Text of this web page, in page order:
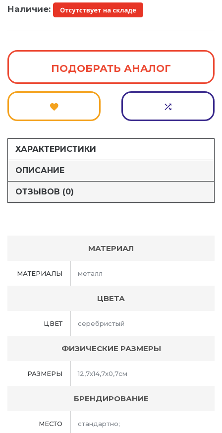
Наличие:
ПОДОБРАТЬ АНАЛОГ
ХАРАКТЕРИСТИКИ
ОПИСАНИЕ
ОТЗЫВОВ (0)
МАТЕРИАЛ
МАТЕРИАЛЫ металл
ЦВЕТА
ЦВЕТ серебристый
ФИЗИЧЕСКИЕ РАЗМЕРЫ
РАЗМЕРЫ 12,7х14,7х0,7см
БРЕНДИРОВАНИЕ
МЕСТО стандартно;